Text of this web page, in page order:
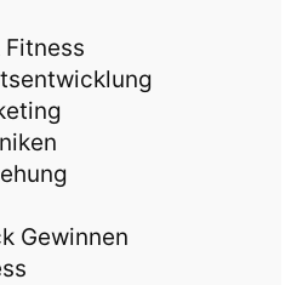
Fitness
Gewinnen